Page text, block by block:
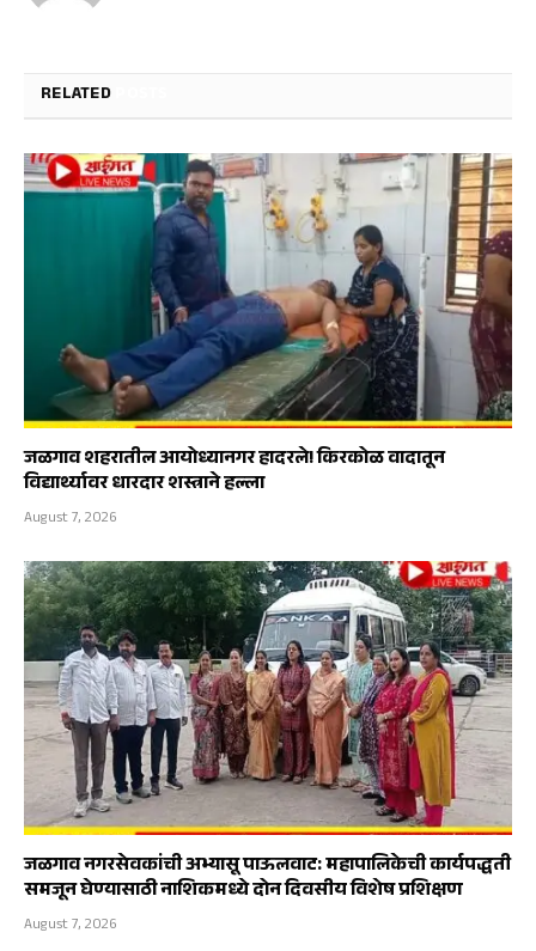
RELATED
जळगाव शहरातील आयोध्यानगर हादरले! किरकोळ वादातून
विद्यार्थ्यावर धारदार शस्त्राने हल्ला
August 7, 2026
जळगाव नगरसेवकांची अभ्यासू पाऊलवाट: महापालिकेची कार्यपद्धती
समजून घेण्यासाठी नाशिकमध्ये दोन दिवसीय विशेष प्रशिक्षण
August 7, 2026